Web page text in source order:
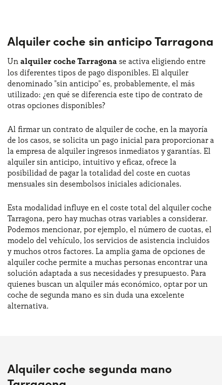
Alquiler coche sin anticipo Tarragona
Un alquiler coche Tarragona se activa eligiendo entre
los diferentes tipos de pago disponibles. El alquiler
denominado "sin anticipo" es, probablemente, el más
utilizado: ¿en qué se diferencia este tipo de contrato de
otras opciones disponibles?
Al firmar un contrato de alquiler de coche, en la mayoría
de los casos, se solicita un pago inicial para proporcionar a
la empresa de alquiler ingresos inmediatos y garantías. El
alquiler sin anticipo, intuitivo y eficaz, ofrece la
posibilidad de pagar la totalidad del coste en cuotas
mensuales sin desembolsos iniciales adicionales.
Esta modalidad influye en el coste total del alquiler coche
Tarragona, pero hay muchas otras variables a considerar.
Podemos mencionar, por ejemplo, el número de cuotas, el
modelo del vehículo, los servicios de asistencia incluidos
y muchos otros factores. La amplia gama de opciones de
alquiler coche permite a muchas personas encontrar una
solución adaptada a sus necesidades y presupuesto. Para
quienes buscan un alquiler más económico, optar por un
coche de segunda mano es sin duda una excelente
alternativa.
Alquiler coche segunda mano